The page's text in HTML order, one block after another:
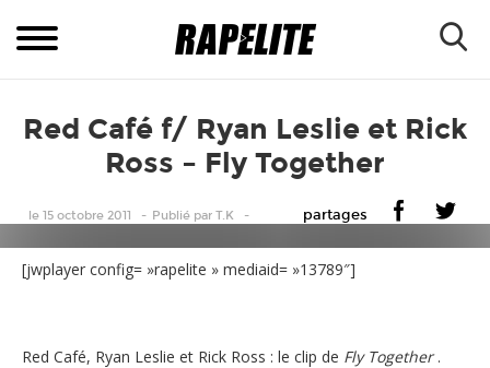
Red Café f/ Ryan Leslie et Rick
Ross – Fly Together
le 15 octobre 2011 Publié par T.K partages
[jwplayer config= »rapelite » mediaid= »13789″]
Red Café, Ryan Leslie et Rick Ross : le clip de Fly Together.